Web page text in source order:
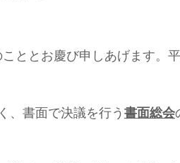
ととお慶び申しあげます。
、書面で決議を行う書面総会